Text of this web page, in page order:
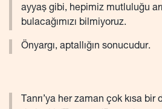
ayyaş gibi, hepimiz mutluluğu
bulacağımızı bilmiyoruz.
Önyargı, aptallığın sonucudur.
Tanrı’ya her zaman çok kısa